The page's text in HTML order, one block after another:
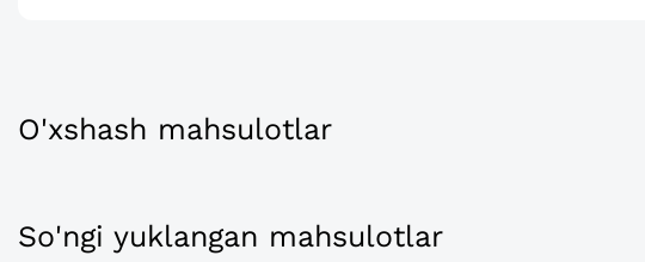
O'xshash mahsulotlar
So'ngi yuklangan mahsulotlar